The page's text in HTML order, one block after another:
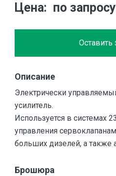
Цена по запросу
Оставить
Описание
Электрически
усилитель.
Используется в системах
управления
больших дизелей, а также
Брошюра